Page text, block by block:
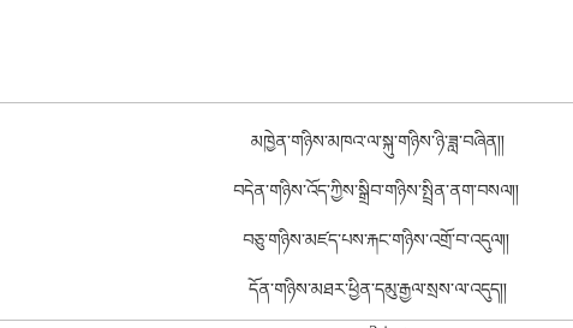
མཁྱེན་གཉིས་མཁའ་ལ་སྐུ་གཉིས་ཉི་ཟླ་བཞིན།།
བདེན་གཉིས་འོད་ཀྱིས་སྒྲིབ་གཉིས་སྤྲིན་ནག་བསལ།།
བཅུ་གཉིས་མཛད་པས་རྐང་གཉིས་འགྲོ་བ་འདུལ།།
དོན་གཉིས་མཐར་ཕྱིན་དམུ་རྒྱལ་སྲས་ལ་འདུད།།